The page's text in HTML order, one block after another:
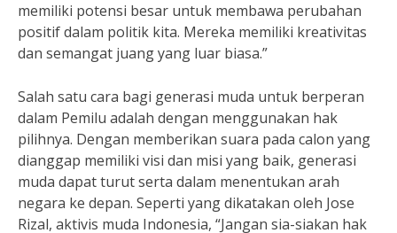
memiliki potensi besar untuk membawa perubahan
positif dalam politik kita. Mereka memiliki kreativitas
dan semangat juang yang luar biasa.”
Salah satu cara bagi generasi muda untuk berperan
dalam Pemilu adalah dengan menggunakan hak
pilihnya. Dengan memberikan suara pada calon yang
dianggap memiliki visi dan misi yang baik, generasi
muda dapat turut serta dalam menentukan arah
negara ke depan. Seperti yang dikatakan oleh Jose
Rizal, aktivis muda Indonesia, “Jangan sia-siakan hak